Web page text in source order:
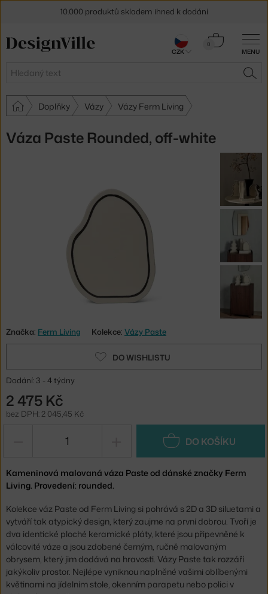
MENU
Hledat
0
Košík
Doplňky Vázy Vázy Ferm Living
Váza Paste Rounded, off-white
Značka: Ferm Living Kolekce: Vázy Paste
DO WISHLISTU
Dodání: 3 - 4 týdny
2 475 Kč
bez DPH: 2 045,45 Kč
DO KOŠÍKU
Kameninová malovaná váza Paste od dánské značky Ferm
Living. Provedení: rounded.
Kolekce váz Paste od Ferm Living si pohrává s 2D a 3D siluetami a
vytváří tak atypický design, který zaujme na první dobrou. Tvoří je
dva identické ploché keramické pláty, které jsou připevněné k
válcovité váze a jsou zdobené černým, ručně malovaným
obrysem, který jim dodává na hravosti. Vázy Paste tak rozzáří
jakýkoliv prostor. Nejlépe vyniknou naplněné vašimi oblíbenými
květinami na jídelním stole, okenním parapetu nebo polici v
10.000 produktů skladem ihned k dodání
Sleva 5 % pro odběratele
CZK